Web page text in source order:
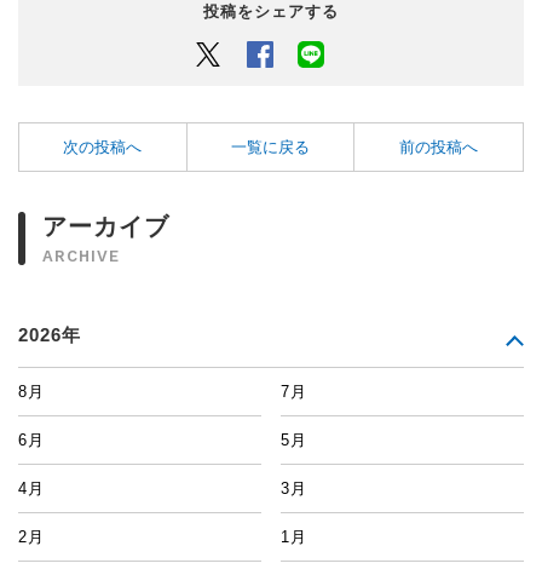
投稿をシェアする
Twitter Facebook
次の投稿へ 一覧に戻る 前の投稿へ
アーカイブ
ARCHIVE
2026年
8月 7月
6月 5月
4月 3月
2月 1月